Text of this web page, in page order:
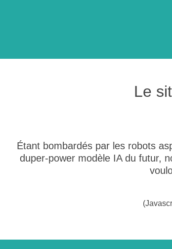
Le
Étant bombardés par les robots
duper-power modèle IA du futur,